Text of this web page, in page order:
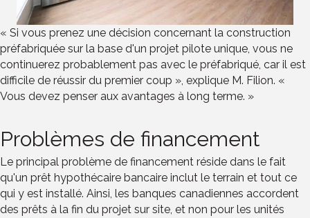
« Si vous prenez une décision concernant la construction
préfabriquée sur la base d'un projet pilote unique, vous ne
continuerez probablement pas avec le préfabriqué, car il est
difficile de réussir du premier coup », explique M. Filion. «
Vous devez penser aux avantages à long terme. »
Problèmes de financement
Le principal problème de financement réside dans le fait
qu'un prêt hypothécaire bancaire inclut le terrain et tout ce
qui y est installé. Ainsi, les banques canadiennes accordent
des prêts à la fin du projet sur site, et non pour les unités